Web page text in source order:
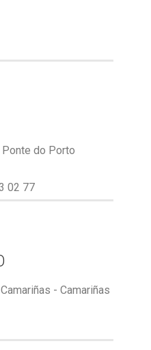
do Porto
02 77
- Camariñas